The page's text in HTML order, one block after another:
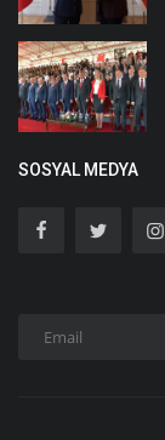
SOSYAL MEDYA